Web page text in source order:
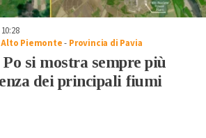
Alto Piemonte- Provincia di Pavia
si mostra sempre più
dei principali fiumi